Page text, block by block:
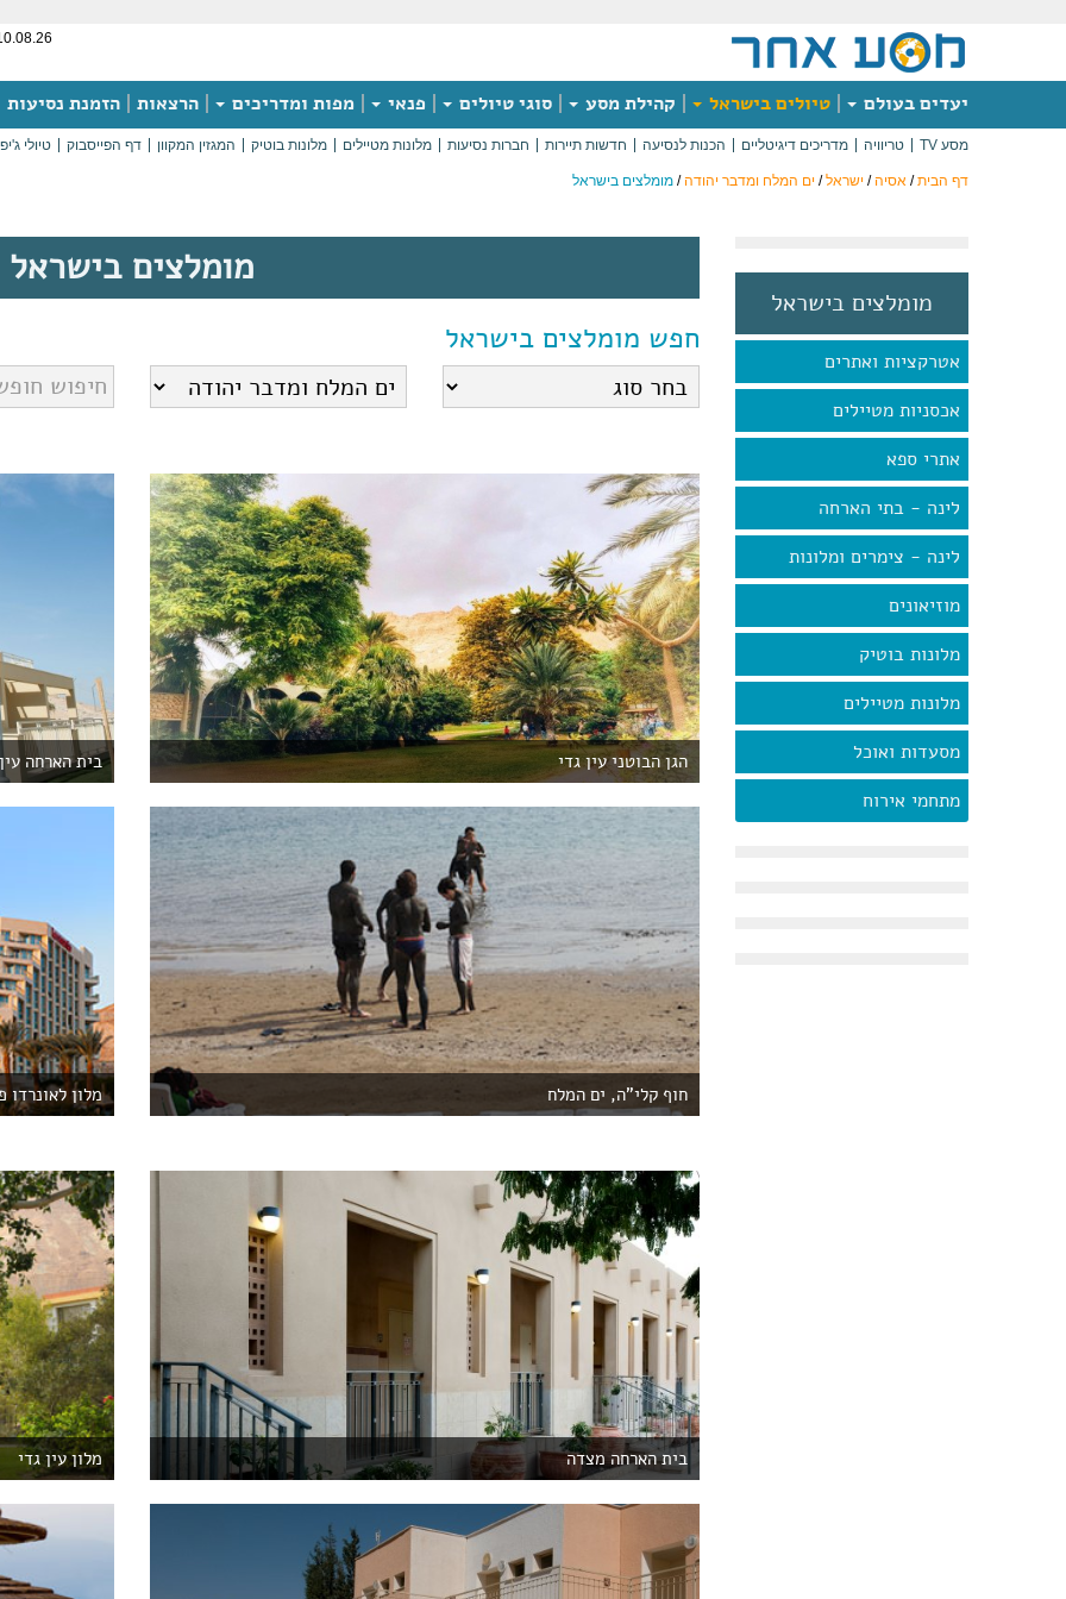
יעדים בעולם טיולים בישראל קהילת מסע סוגי טיולים פנאי מפות ומדריכים הרצאות הזמנת נסיעות
מסע TV טריוויה מדריכים דיגיטליים הכנות לנסיעה חדשות תיירות חברות נסיעות מלונות מטיילים מלונות בוטיק המגזין המקוון דף הפייסבוק טיולי
דף הבית/ אסיה/ ישראל/ ים המלח ומדבר יהודה/ מומלצים בישראל
מומלצים בישראל
אטרקציות ואתרים
אכסניות מטיילים
אתרי ספא
לינה - בתי הארחה
לינה - צימרים ומלונות
מוזיאונים
מלונות בוטיק
מלונות מטיילים
מסעדות ואוכל
מתחמי אירוח
מומלצים בישראל
חפש מומלצים בישראל
הגן הבוטני עין גדי בית הארחה
חוף קלי”ה, ים המלח מלון לאונרדו
בית הארחה מצדה מלון עין גדי